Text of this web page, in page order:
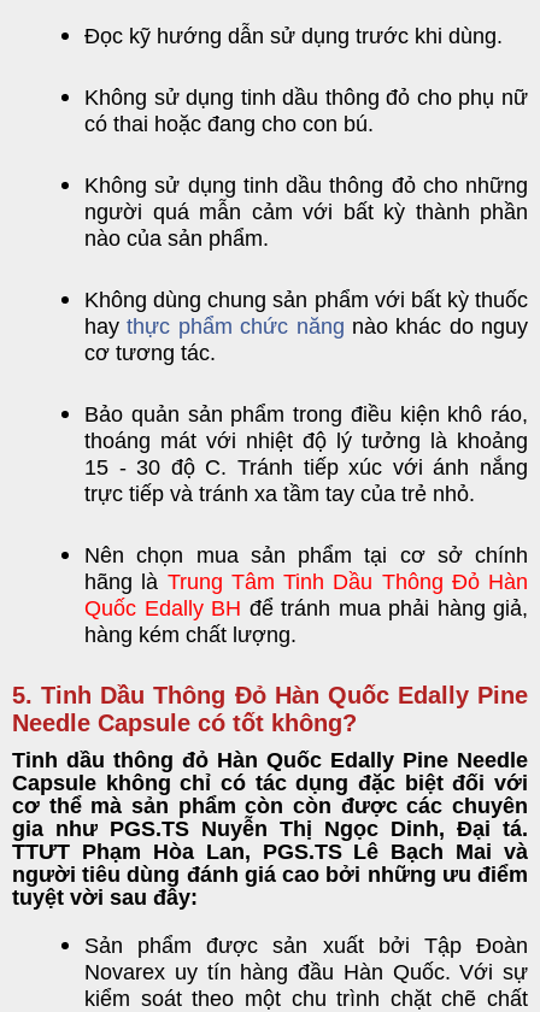
Đọc kỹ hướng dẫn sử dụng trước khi dùng.
Không sử dụng tinh dầu thông đỏ cho phụ nữ
có thai hoặc đang cho con bú.
Không sử dụng tinh dầu thông đỏ cho những
người quá mẫn cảm với bất kỳ thành phần
nào của sản phẩm.
Không dùng chung sản phẩm với bất kỳ thuốc
haythực phẩm chức năng nào khác do nguy
cơ tương tác.
Bảo quản sản phẩm trong điều kiện khô ráo,
thoáng mát với nhiệt độ lý tưởng là khoảng
15 - 30 độ C. Tránh tiếp xúc với ánh nắng
trực tiếp và tránh xa tầm tay của trẻ nhỏ.
Nên chọn mua sản phẩm tại cơ sở chính
hãng là Trung Tâm Tinh Dầu Thông Đỏ Hàn
Quốc Edally BH để tránh mua phải hàng giả,
hàng kém chất lượng.
5. Tinh Dầu Thông Đỏ Hàn Quốc Edally Pine
Needle Capsule có tốt không?
Tinh dầu thông đỏ Hàn Quốc Edally Pine Needle
Capsule không chỉ có tác dụng đặc biệt đối với
cơ thể mà sản phẩm còn còn được các chuyên
gia như PGS.TS Nuyễn Thị Ngọc Dinh, Đại tá.
TTƯT Phạm Hòa Lan, PGS.TS Lê Bạch Mai và
người tiêu dùng đánh giá cao bởi những ưu điểm
tuyệt vời sau đây:
Sản phẩm được sản xuất bởi Tập Đoàn
Novarex uy tín hàng đầu Hàn Quốc. Với sự
kiểm soát theo một chu trình chặt chẽ chất